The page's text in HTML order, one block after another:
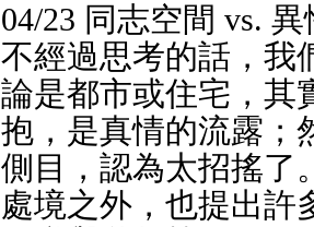
04/23 同志空間 vs.
不經過思考的話，我
論是都市或住宅，其
抱，是真情的流露；
側目，認為太招搖了
處境之外，也提出許